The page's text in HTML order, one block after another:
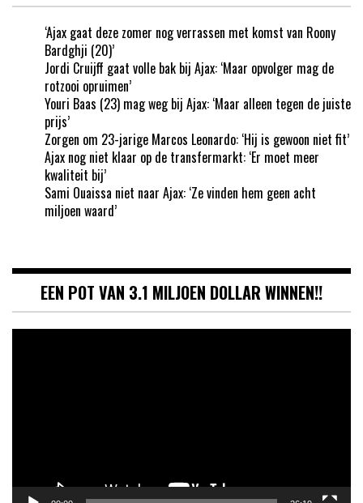
‘Ajax gaat deze zomer nog verrassen met komst van Roony
Bardghji (20)’
Jordi Cruijff gaat volle bak bij Ajax: ‘Maar opvolger mag de
rotzooi opruimen’
Youri Baas (23) mag weg bij Ajax: ‘Maar alleen tegen de juiste
prijs’
Zorgen om 23-jarige Marcos Leonardo: ‘Hij is gewoon niet fit’
Ajax nog niet klaar op de transfermarkt: ‘Er moet meer
kwaliteit bij’
Sami Ouaissa niet naar Ajax: ‘Ze vinden hem geen acht
miljoen waard’
EEN POT VAN 3.1 MILJOEN DOLLAR WINNEN!!